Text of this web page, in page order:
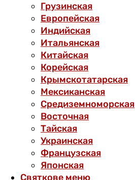
Грузинская
Европейская
Индийская
Итальянская
Китайская
Корейская
Крымскотатарская
Мексиканская
Средиземноморская
Восточная
Тайская
Украинская
Французская
Японская
Святкове меню